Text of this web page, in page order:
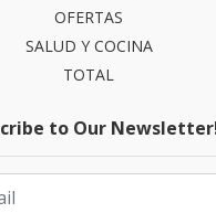
OFERTAS
SALUD Y COCINA
TOTAL
to Our